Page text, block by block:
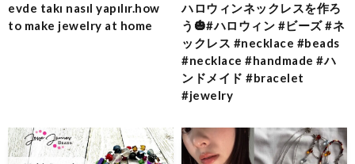
evde takı nasıl yapılır.how
to make jewelry at home
ハロウィンネックレスを作ろ
う🎃#ハロウィン #ビーズ #ネ
ックレス #necklace #beads
#necklace #handmade #ハ
ンドメイド #bracelet
#jewelry